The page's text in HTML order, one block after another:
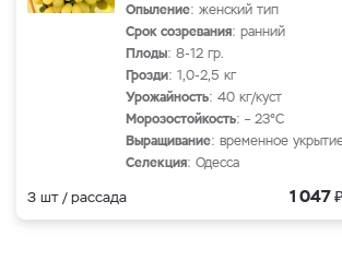
Опыление: женский тип
Срок созревания: ранний
Плоды: 8-12 гр.
Грозди: 1,0-2,5 кг
Урожайность: 40 кг/куст
Морозостойкость: – 23°С
Выращивание: временное
Селекция: Одесса
3 шт / рассада 1 047₽